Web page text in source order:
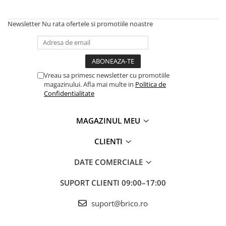
Newsletter Nu rata ofertele si promotiile noastre
Vreau sa primesc newsletter cu promotiile
magazinului. Afla mai multe in Politica de
Confidentialitate
MAGAZINUL MEU
CLIENTI
DATE COMERCIALE
SUPORT CLIENTI 09:00–17:00
suport@brico.ro